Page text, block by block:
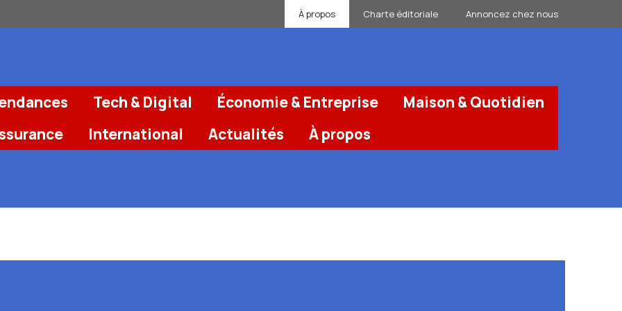
À propos Charte éditoriale Annoncez chez nous
Tech & Digital Économie & Entreprise
Maison & Quotidien
International Actualités À propos